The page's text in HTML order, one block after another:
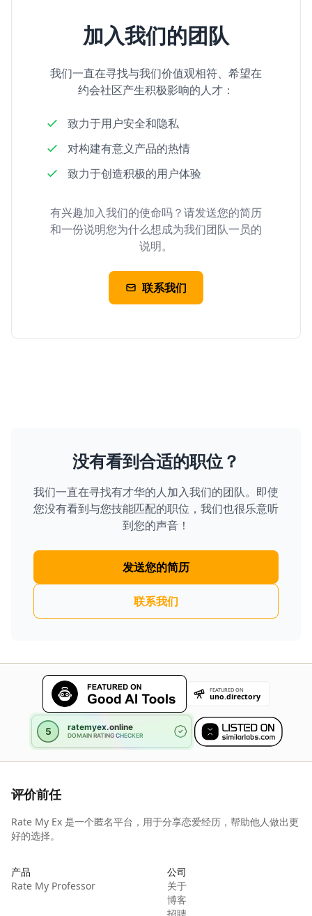
加入我们的团队
我们一直在寻找与我们价值观相符、希望在
约会社区产生积极影响的人才：
致力于用户安全和隐私
对构建有意义产品的热情
致力于创造积极的用户体验
有兴趣加入我们的使命吗？请发送您的简历
和一份说明您为什么想成为我们团队一员的
说明。
联系我们
没有看到合适的职位？
我们一直在寻找有才华的人加入我们的团队。即使
您没有看到与您技能匹配的职位，我们也很乐意听
到您的声音！
发送您的简历
联系我们
评价前任
Rate My Ex 是一个匿名平台，用于分享恋爱经历，帮助他人做出更
好的选择。
产品
Rate My Professor
公司
关于
博客